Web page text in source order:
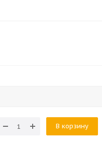
В корзину